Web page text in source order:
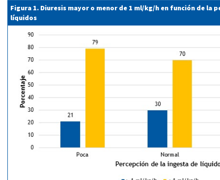
Figura 1. Diuresis mayor o menor de 1 ml/kg/h en función de la
líquidos